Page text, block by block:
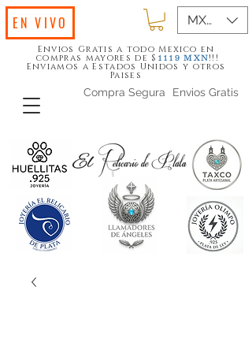
Envios Gratis
Compra Segura
Envios Gratis a todo Mexico en
compras mayores de $ 1119 MXN!!!
Enviamos a Estados Unidos y otros
Paises
MXN ($)
EN VIVO